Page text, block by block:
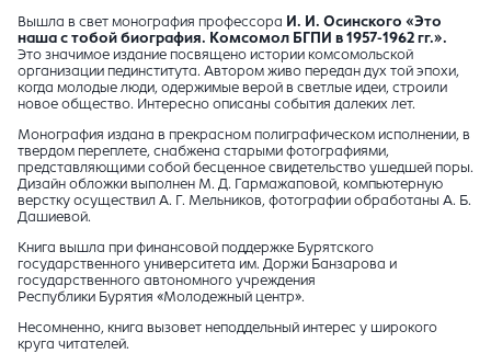
Вышла в свет монография профессора И. И. Осинского «Это
наша с тобой биография. Комсомол БГПИ в 1957-1962 гг.».
Это значимое издание посвящено истории комсомольской
организации пединститута. Автором живо передан дух той эпохи,
когда молодые люди, одержимые верой в светлые идеи, строили
новое общество. Интересно описаны события далеких лет.
Монография издана в прекрасном полиграфическом исполнении, в
твердом переплете, снабжена старыми фотографиями,
представляющими собой бесценное свидетельство ушедшей поры.
Дизайн обложки выполнен М. Д. Гармажаповой, компьютерную
верстку осуществил А. Г. Мельников, фотографии обработаны А. Б.
Дашиевой.
Книга вышла при финансовой поддержке Бурятского
государственного университета им. Доржи Банзарова и
государственного автономного учреждения
Республики Бурятия «Молодежный центр».
Несомненно, книга вызовет неподдельный интерес у широкого
круга читателей.